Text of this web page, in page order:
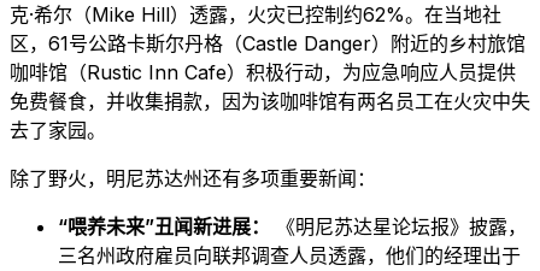
克·希尔（Mike Hill）透露，火灾已控制约62%。在当地社
区，61号公路卡斯尔丹格（Castle Danger）附近的乡村旅馆
咖啡馆（Rustic Inn Cafe）积极行动，为应急响应人员提供
免费餐食，并收集捐款，因为该咖啡馆有两名员工在火灾中失
去了家园。
除了野火，明尼苏达州还有多项重要新闻：
“喂养未来”丑闻新进展：
《明尼苏达星论坛报》披露，
三名州政府雇员向联邦调查人员透露，他们的经理出于